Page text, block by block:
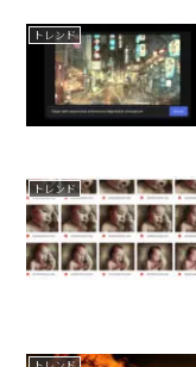
トレンド
トレンド